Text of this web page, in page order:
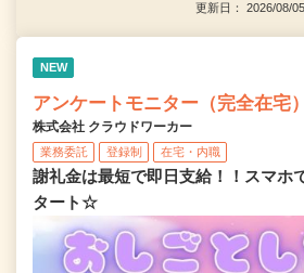
更新日： 2026/08/
NEW
アンケートモニター（完全在宅）
株式会社 クラウドワーカー
業務委託 登録制 在宅・内職
謝礼金は最短で即日支給！！スマホ
タート☆